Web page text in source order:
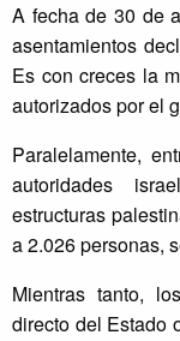
A fecha de 30 de
asentamientos
Es con creces la
autorizados por el
Paralelamente,
autoridades
estructuras
a 2.026 personas,
Mientras tanto,
directo del Estado